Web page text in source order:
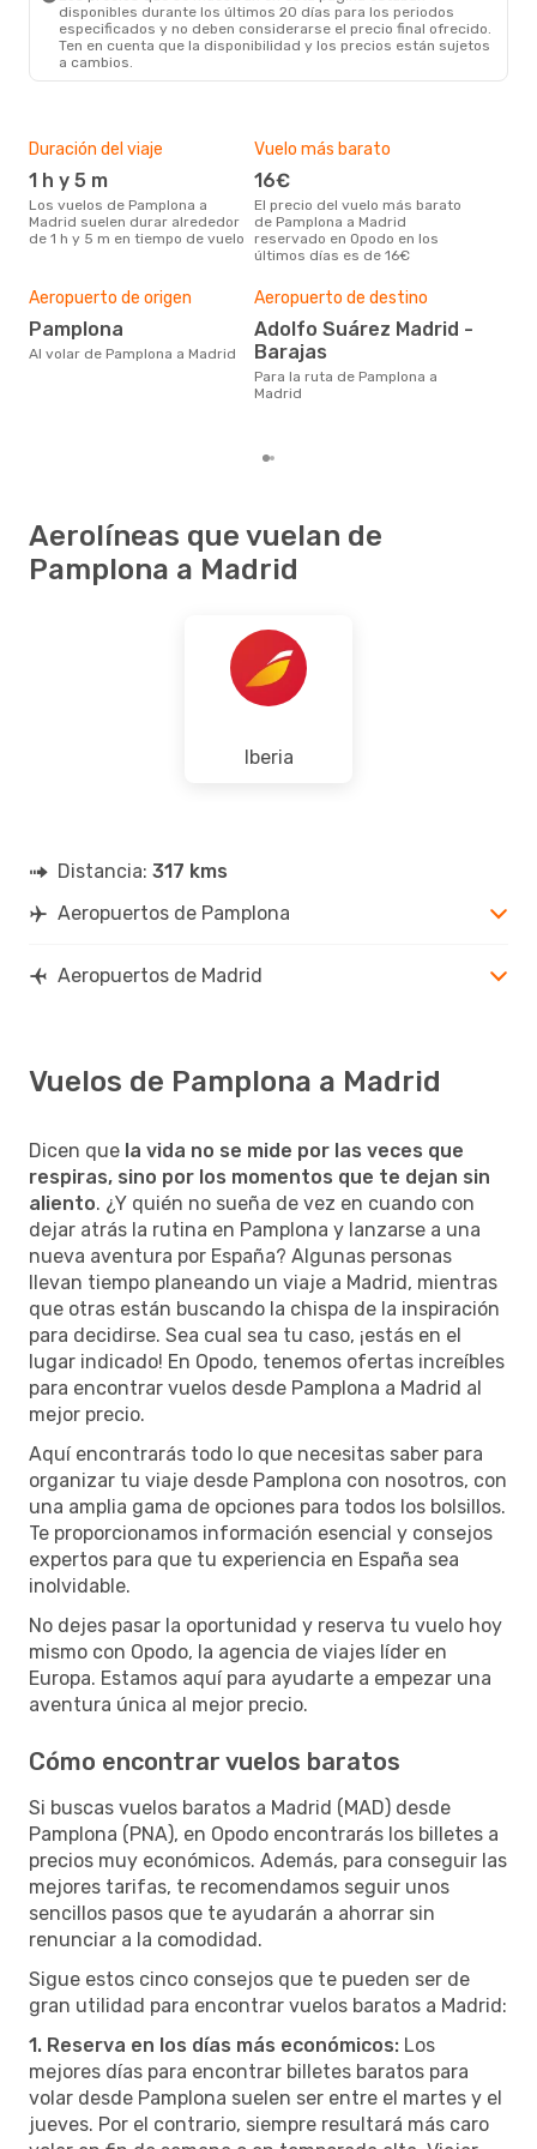
disponibles durante los últimos 20 días para los periodos
especificados y no deben considerarse el precio final ofrecido.
Ten en cuenta que la disponibilidad y los precios están sujetos
a cambios.
Duración del viaje
1 h y 5 m
Los vuelos de Pamplona a
Madrid suelen durar alrededor
de 1 h y 5 m en tiempo de vuelo
Vuelo más barato
16€
El precio del vuelo más barato
de Pamplona a Madrid
reservado en Opodo en los
últimos días es de 16€
Aeropuerto de origen
Pamplona
Al volar de Pamplona a Madrid
Aeropuerto de destino
Adolfo Suárez Madrid -
Barajas
Para la ruta de Pamplona a
Madrid
Aerolíneas que vuelan de
Pamplona a Madrid
Iberia
Distancia: 317 kms
Aeropuertos de Pamplona
Aeropuertos de Madrid
Vuelos de Pamplona a Madrid
Dicen que la vida no se mide por las veces que
respiras, sino por los momentos que te dejan sin
aliento. ¿Y quién no sueña de vez en cuando con
dejar atrás la rutina en Pamplona y lanzarse a una
nueva aventura por España? Algunas personas
llevan tiempo planeando un viaje a Madrid, mientras
que otras están buscando la chispa de la inspiración
para decidirse. Sea cual sea tu caso, ¡estás en el
lugar indicado! En Opodo, tenemos ofertas increíbles
para encontrar vuelos desde Pamplona a Madrid al
mejor precio.
Aquí encontrarás todo lo que necesitas saber para
organizar tu viaje desde Pamplona con nosotros, con
una amplia gama de opciones para todos los bolsillos.
Te proporcionamos información esencial y consejos
expertos para que tu experiencia en España sea
inolvidable.
No dejes pasar la oportunidad y reserva tu vuelo hoy
mismo con Opodo, la agencia de viajes líder en
Europa. Estamos aquí para ayudarte a empezar una
aventura única al mejor precio.
Cómo encontrar vuelos baratos
Si buscas vuelos baratos a Madrid (MAD) desde
Pamplona (PNA), en Opodo encontrarás los billetes a
precios muy económicos. Además, para conseguir las
mejores tarifas, te recomendamos seguir unos
sencillos pasos que te ayudarán a ahorrar sin
renunciar a la comodidad.
Sigue estos cinco consejos que te pueden ser de
gran utilidad para encontrar vuelos baratos a Madrid:
1. Reserva en los días más económicos: Los
mejores días para encontrar billetes baratos para
volar desde Pamplona suelen ser entre el martes y el
jueves. Por el contrario, siempre resultará más caro